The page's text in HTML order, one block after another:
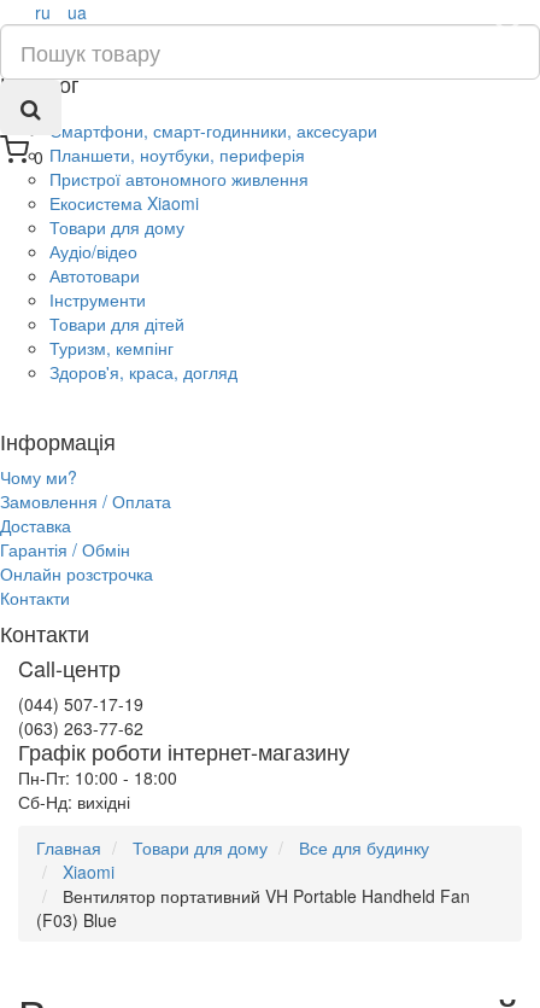
0
×
ru ua
Каталог
Смартфони, смарт-годинники, аксесуари
Планшети, ноутбуки, периферія
Пристрої автономного живлення
Екосистема Xiaomi
Товари для дому
Аудіо/відео
Автотовари
Інструменти
Товари для дітей
Туризм, кемпінг
Здоров'я, краса, догляд
Інформація
Чому ми?
Замовлення / Оплата
Доставка
Гарантія / Обмін
Онлайн розстрочка
Контакти
Контакти
Call-центр
(044) 507-17-19
(063) 263-77-62
Графік роботи інтернет-магазину
Пн-Пт: 10:00 - 18:00
Сб-Нд: вихідні
Главная
Товари для дому
Все для будинку
Xiaomi
Вентилятор портативний VH Portable Handheld Fan
(F03) Blue